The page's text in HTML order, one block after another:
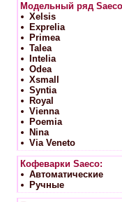
Модельный ряд
Xelsis
Exprelia
Primea
Talea
Intelia
Odea
Xsmall
Syntia
Royal
Vienna
Poemia
Nina
Via Veneto
Кофеварки Saeco:
Автоматические
Ручные